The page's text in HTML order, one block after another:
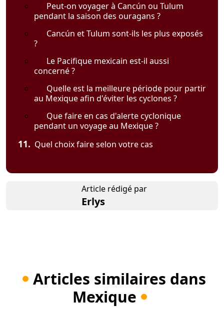
Peut-on voyager à Cancún ou Tulum
pendant la saison des ouragans ?
Cancún et Tulum sont-ils les plus exposés
?
Le Pacifique mexicain est-il aussi
concerné ?
Quelle est la meilleure période pour partir
au Mexique afin d'éviter les cyclones ?
Que faire en cas d'alerte cyclonique
pendant un voyage au Mexique ?
11. Quel choix faire selon votre cas
Article rédigé par
Erlys
Articles similaires dans
Mexique